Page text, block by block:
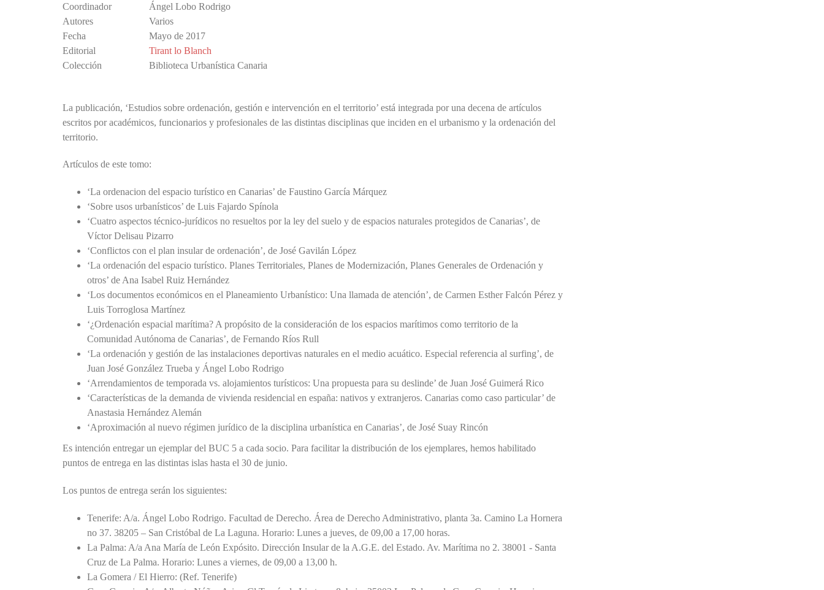
Coordinador
Ángel Lobo Rodrigo
Autores
Varios
Fecha
Mayo de 2017
Editorial
Tirant lo Blanch
Colección
Biblioteca Urbanística Canaria
La publicación, ‘Estudios sobre ordenación, gestión e intervención en el territorio’ está integrada por una decena de artículos
escritos por académicos, funcionarios y profesionales de las distintas disciplinas que inciden en el urbanismo y la ordenación del
territorio.
Artículos de este tomo:
‘La ordenacion del espacio turístico en Canarias’ de Faustino García Márquez
‘Sobre usos urbanísticos’ de Luis Fajardo Spínola
‘Cuatro aspectos técnico-jurídicos no resueltos por la ley del suelo y de espacios naturales protegidos de Canarias’, de
Víctor Delisau Pizarro
‘Conflictos con el plan insular de ordenación’, de José Gavilán López
‘La ordenación del espacio turístico. Planes Territoriales, Planes de Modernización, Planes Generales de Ordenación y
otros’ de Ana Isabel Ruiz Hernández
‘Los documentos económicos en el Planeamiento Urbanístico: Una llamada de atención’, de Carmen Esther Falcón Pérez y
Luis Torroglosa Martínez
‘¿Ordenación espacial marítima? A propósito de la consideración de los espacios marítimos como territorio de la
Comunidad Autónoma de Canarias’, de Fernando Ríos Rull
‘La ordenación y gestión de las instalaciones deportivas naturales en el medio acuático. Especial referencia al surfing’, de
Juan José González Trueba y Ángel Lobo Rodrigo
‘Arrendamientos de temporada vs. alojamientos turísticos: Una propuesta para su deslinde’ de Juan José Guimerá Rico
‘Características de la demanda de vivienda residencial en españa: nativos y extranjeros. Canarias como caso particular’ de
Anastasia Hernández Alemán
‘Aproximación al nuevo régimen jurídico de la disciplina urbanística en Canarias’, de José Suay Rincón
Es intención entregar un ejemplar del BUC 5 a cada socio. Para facilitar la distribución de los ejemplares, hemos habilitado
puntos de entrega en las distintas islas hasta el 30 de junio.
Los puntos de entrega serán los siguientes:
Tenerife: A/a. Ángel Lobo Rodrigo. Facultad de Derecho. Área de Derecho Administrativo, planta 3a. Camino La Hornera
no 37. 38205 – San Cristóbal de La Laguna. Horario: Lunes a jueves, de 09,00 a 17,00 horas.
La Palma: A/a Ana María de León Expósito. Dirección Insular de la A.G.E. del Estado. Av. Marítima no 2. 38001 ‐ Santa
Cruz de La Palma. Horario: Lunes a viernes, de 09,00 a 13,00 h.
La Gomera / El Hierro: (Ref. Tenerife)